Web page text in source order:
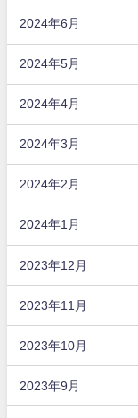
2024年6月
2024年5月
2024年4月
2024年3月
2024年2月
2024年1月
2023年12月
2023年11月
2023年10月
2023年9月